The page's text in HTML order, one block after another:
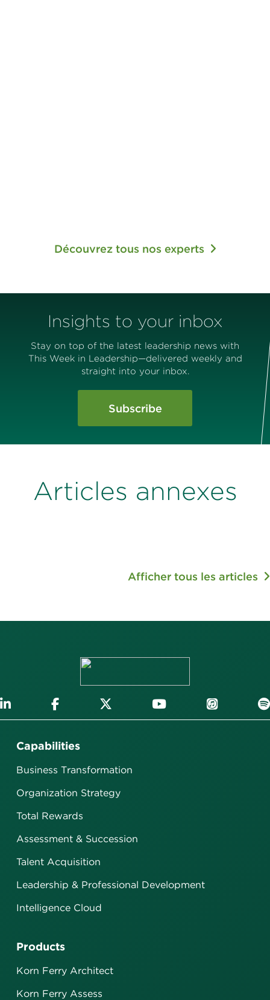
Découvrez tous nos experts
Insights to your inbox
Stay on top of the latest leadership news with
This Week in Leadership—delivered weekly and
straight into your inbox.
Subscribe
Articles annexes
Afficher tous les articles
Capabilities
Business Transformation
Organization Strategy
Total Rewards
Assessment & Succession
Talent Acquisition
Leadership & Professional Development
Intelligence Cloud
Products
Korn Ferry Architect
Korn Ferry Assess